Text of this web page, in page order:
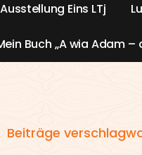
Ausstellung Eins LTj Lu
ein Buch „Awia Adam –
Beiträge